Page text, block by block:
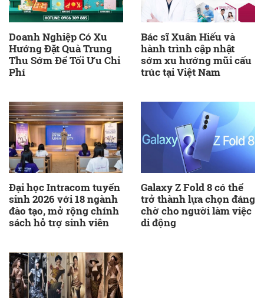
Doanh Nghiệp Có Xu
Hướng Đặt Quà Trung
Thu Sớm Để Tối Ưu Chi
Phí
Bác sĩ Xuân Hiếu và
hành trình cập nhật
sớm xu hướng mũi cấu
trúc tại Việt Nam
Đại học Intracom tuyển
sinh 2026 với 18 ngành
đào tạo, mở rộng chính
sách hỗ trợ sinh viên
Galaxy Z Fold 8 có thể
trở thành lựa chọn đáng
chờ cho người làm việc
di động